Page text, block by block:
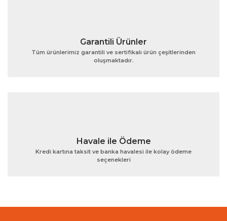
Gönder
Garantili Ürünler
Tüm ürünlerimiz garantili ve sertifikalı ürün çeşitlerinden
oluşmaktadır.
Havale ile Ödeme
Kredi kartına taksit ve banka havalesi ile kolay ödeme
seçenekleri